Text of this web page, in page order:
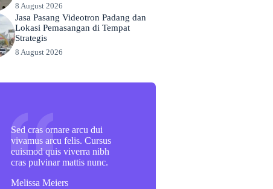
8 August 2026
Jasa Pasang Videotron Padang dan
Lokasi Pemasangan di Tempat
Strategis
8 August 2026
Sed cras ornare arcu dui
vivamus arcu felis. Cursus
euismod quis viverra nibh
cras pulvinar mattis nunc.
Melissa Meiers